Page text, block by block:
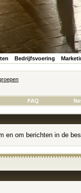
Bedrijfsvoering
FAQ
en om berichten in de